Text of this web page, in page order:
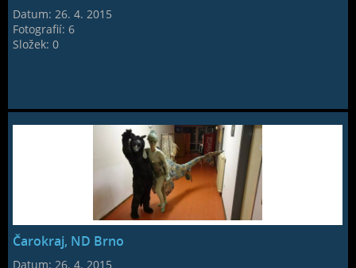
Datum:26. 4. 2015
Fotografií:6
Složek:0
Čarokraj, ND Brno
Datum: 26. 4. 2015